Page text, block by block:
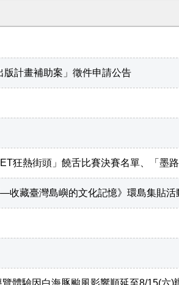
版計畫補助案」徵件申請公告
狂熱街頭」饒舌比賽決賽名單、「墨
收藏臺灣島嶼的文化記憶》環島集貼活
體驗因白海豚颱風影響順延至8/15(六)